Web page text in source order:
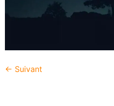
← Suivant